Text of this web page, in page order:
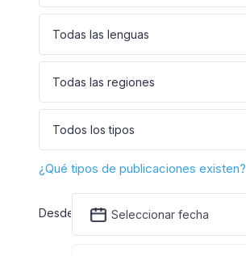
Todas las lenguas
Todas las regiones
Todos los tipos
¿Qué tipos de publicaciones existen?
Desde Seleccionar fecha